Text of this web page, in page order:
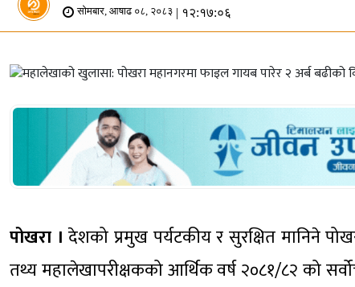
सोमबार, आषाढ ०८, २०८३ | १२:१७:०६
पोखरा ।देशको प्रमुख पर्यटकीय र सुरक्षित मानिने
तथ्य महालेखापरीक्षकको आर्थिक वर्ष २०८१/८२ को